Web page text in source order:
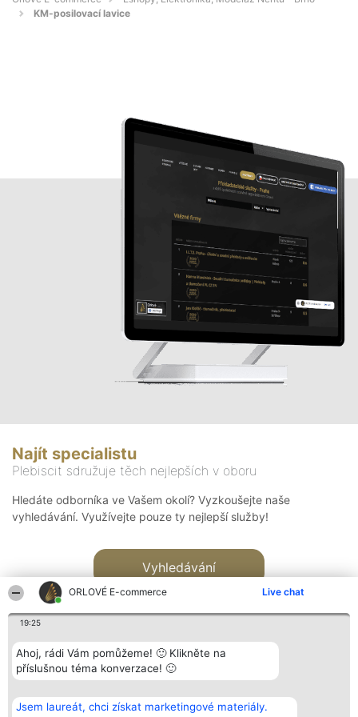
ORLOVÉ E-commerce Live chat
19:25
Ahoj, rádi Vám pomůžeme! 🙂 Klikněte na
příslušnou téma konverzace! 🙂
Jsem laureát, chci získat marketingové materiály.
KM-posilovací lavice
Najít specialistu
Plebiscit sdružuje těch nejlepších v oboru
Hledáte odborníka ve Vašem okolí? Vyzkoušejte naše
vyhledávání. Využívejte pouze ty nejlepší služby!
Vyhledávání
Bright Side Solutions sp. z o.
o. sp. k.
Vítězové
Seznam všech
Kontakt